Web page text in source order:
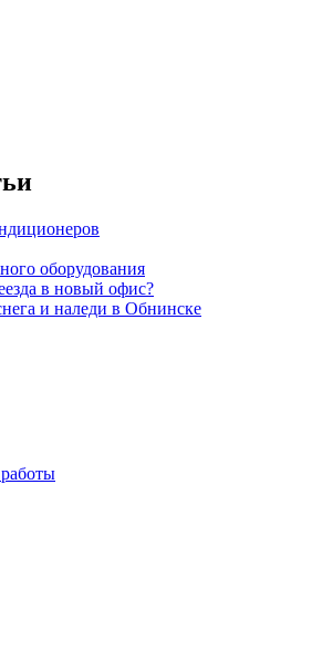
оборудования
в новый офис?
и наледи в Обнинске